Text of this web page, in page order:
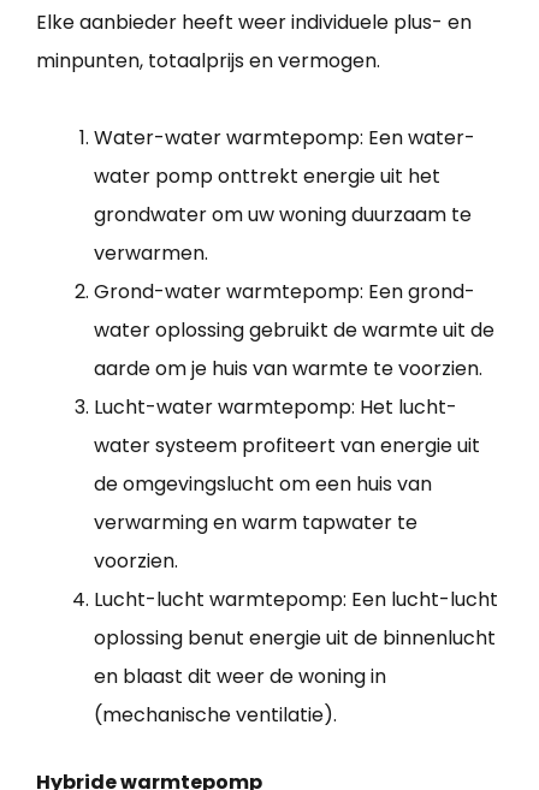
Elke aanbieder heeft weer individuele plus- en
minpunten, totaalprijs en vermogen.
Water-water warmtepomp: Een water-
water pomp onttrekt energie uit het
grondwater om uw woning duurzaam te
verwarmen.
Grond-water warmtepomp: Een grond-
water oplossing gebruikt de warmte uit de
aarde om je huis van warmte te voorzien.
Lucht-water warmtepomp: Het lucht-
water systeem profiteert van energie uit
de omgevingslucht om een huis van
verwarming en warm tapwater te
voorzien.
Lucht-lucht warmtepomp: Een lucht-lucht
oplossing benut energie uit de binnenlucht
en blaast dit weer de woning in
(mechanische ventilatie).
Hybride warmtepomp